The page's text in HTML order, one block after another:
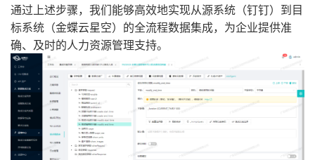
通过上述步骤，我们能够高效地实现从源系统（钉钉）到目
标系统（金蝶云星空）的全流程数据集成，为企业提供准
确、及时的人力资源管理支持。